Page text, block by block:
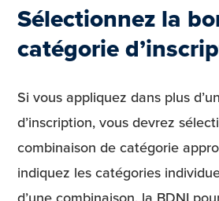
Sélectionnez la
catégorie
Si vous appliquez dans plus
d’inscription, vous devrez
combinaison de catégorie
indiquez les catégories